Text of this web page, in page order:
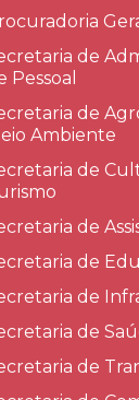
de
Pessoal
de
Ambiente
de
de
de
de
de
de